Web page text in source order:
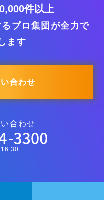
件以上
プロ集団が全力で
ます
合わせ
合わせ
16:30